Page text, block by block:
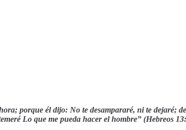
porque él dijo: No te desampararé, ni te dejaré;
Lo que me pueda hacer el hombre” (Hebreos